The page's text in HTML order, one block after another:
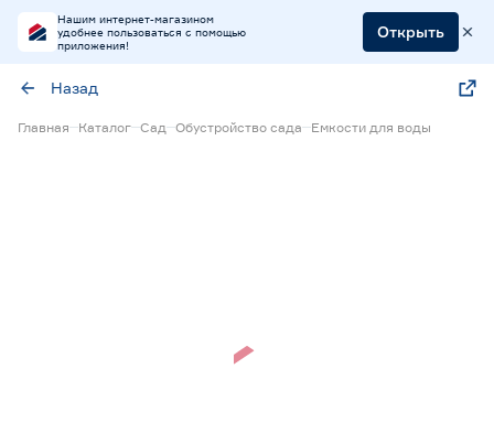
Нашим интернет-магазином
удобнее пользоваться с помощью
приложения!
Открыть
Назад
Главная Каталог Сад Обустройство сада Емкости для воды